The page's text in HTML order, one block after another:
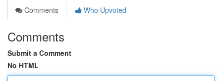
Comments
Who Upvoted
Comments
Submit a Comment
No HTML